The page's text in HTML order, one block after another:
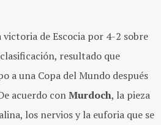
de Escocia por 4-2 sobre
resultado que
a una Copa del Mundo después
acuerdo conMurdoch, la pieza
los nervios y la euforia que se